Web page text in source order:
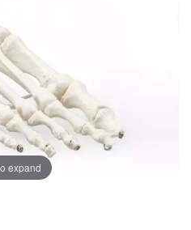
expand